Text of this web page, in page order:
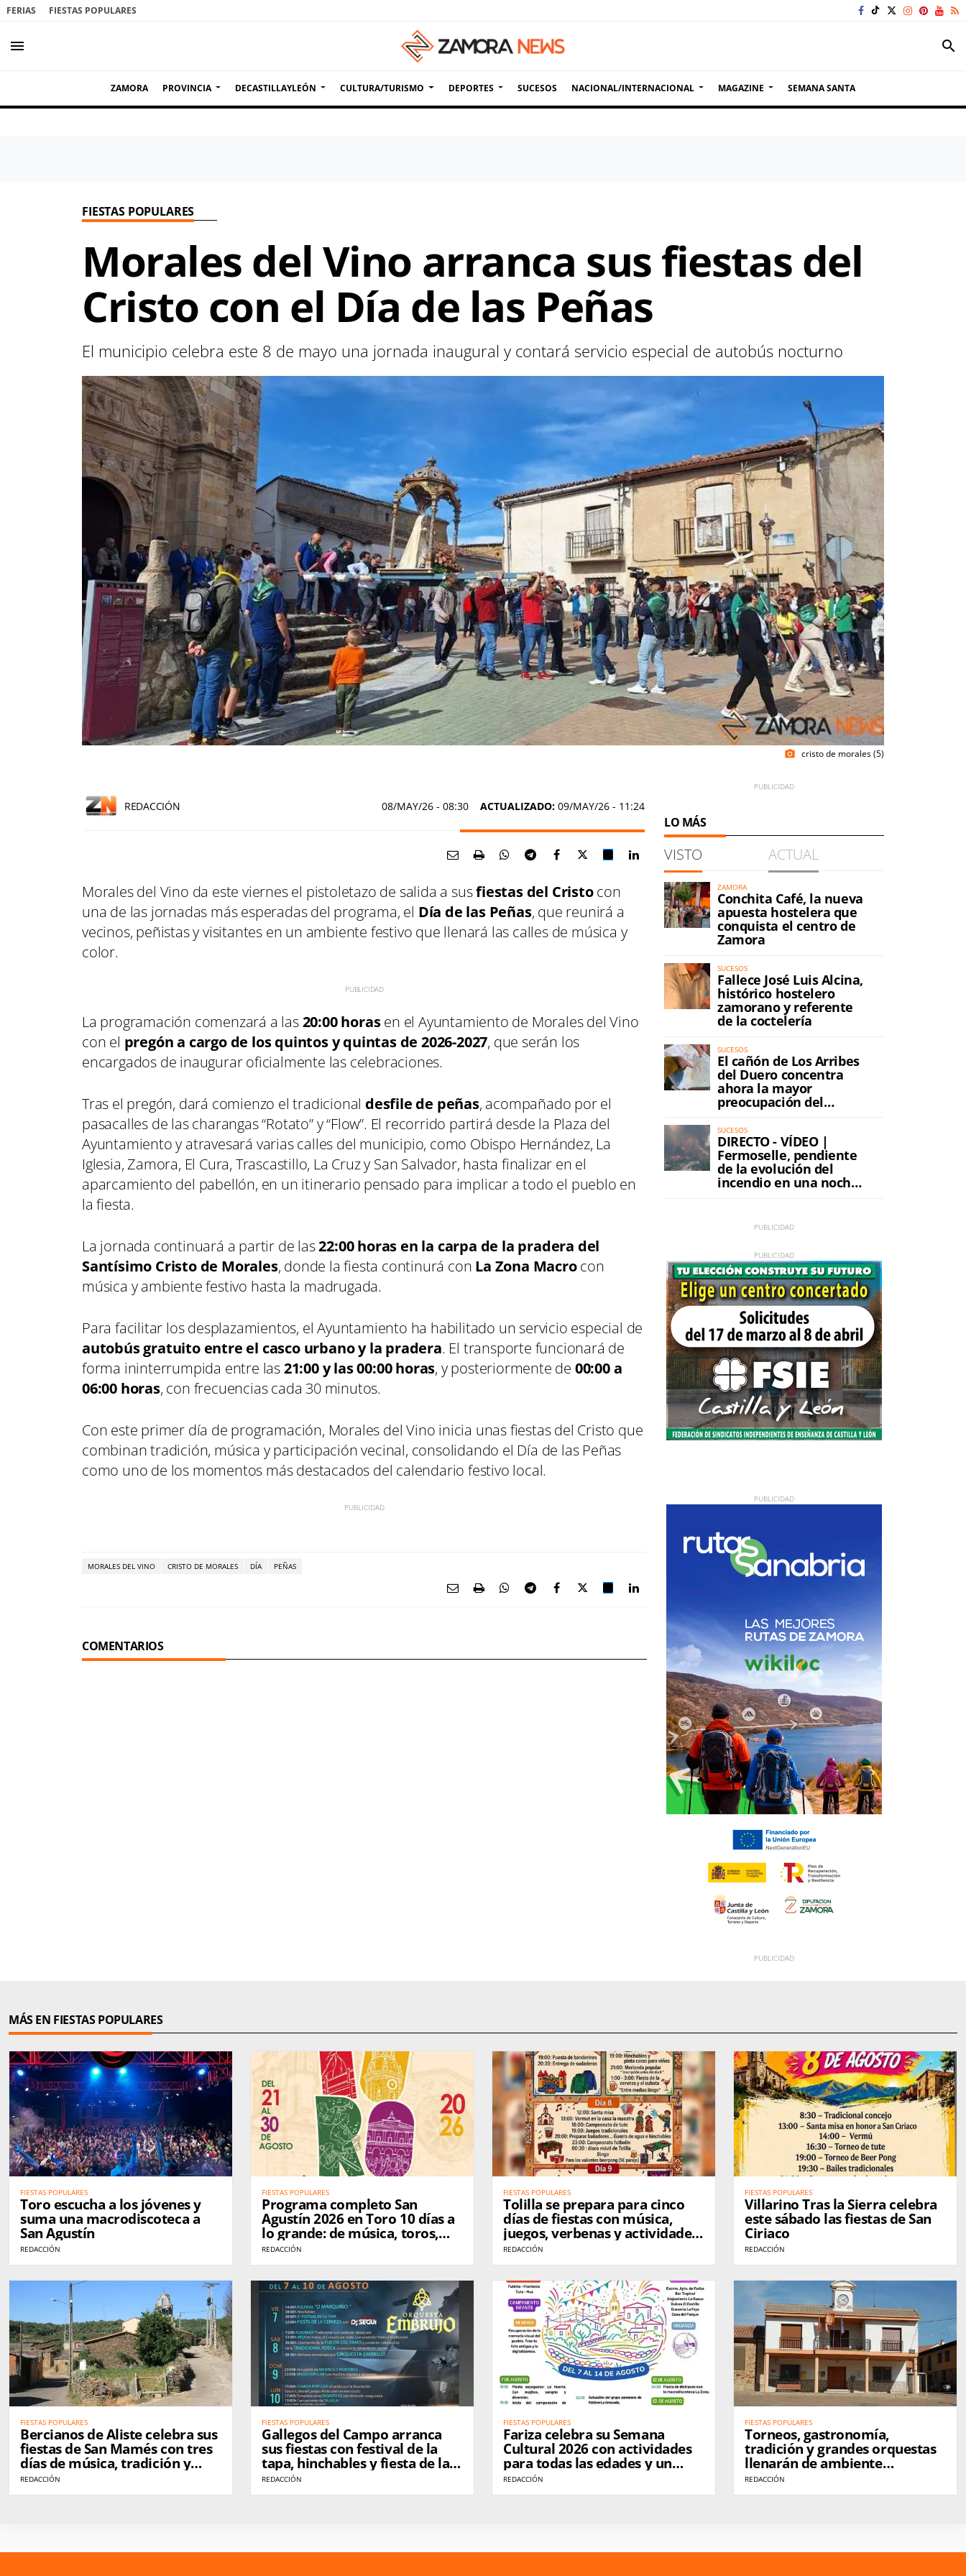
FERIAS FIESTAS POPULARES
menu search
ZAMORA PROVINCIA DECASTILLAYLEÓN CULTURA/TURISMO DEPORTES SUCESOS NACIONAL/INTERNACIONAL MAGAZINE SEMANA SANTA
FIESTAS POPULARES
Morales del Vino arranca sus fiestas del
Cristo con el Día de las Peñas
El municipio celebra este 8 de mayo una jornada inaugural y contará servicio especial de autobús nocturno
photo_camera cristo de morales (5)
REDACCIÓN 08/MAY/26 - 08:30 ACTUALIZADO: 09/MAY/26 - 11:24
Morales del Vino da este viernes el pistoletazo de salida a susfiestas del Cristocon
una de las jornadas más esperadas del programa, el Día de las Peñas, que reunirá a
vecinos, peñistas y visitantes en un ambiente festivo que llenará las calles de música y
color.
La programación comenzará a las20:00 horasen el Ayuntamiento de Morales del Vino
con el pregón a cargo de los quintos y quintas de 2026-2027, que serán los
encargados de inaugurar oficialmente las celebraciones.
Tras el pregón, dará comienzo el tradicional desfile de peñas, acompañado por el
pasacalles de las charangas “Rotato” y “Flow”. El recorrido partirá desde la Plaza del
Ayuntamiento y atravesará varias calles del municipio, como Obispo Hernández, La
Iglesia, Zamora, El Cura, Trascastillo, La Cruz y San Salvador, hasta finalizar en el
aparcamiento del pabellón, en un itinerario pensado para implicar a todo el pueblo en
la fiesta.
La jornada continuará a partir de las22:00 horas en la carpa de la pradera del
Santísimo Cristo de Morales, donde la fiesta continurá con La Zona Macrocon
música y ambiente festivo hasta la madrugada.
Para facilitar los desplazamientos, el Ayuntamiento ha habilitado un servicio especial de
autobús gratuito entre el casco urbano y la pradera. El transporte funcionará de
forma ininterrumpida entre las21:00 y las 00:00 horas, y posteriormente de 00:00 a
06:00 horas, con frecuencias cada 30 minutos.
Con este primer día de programación, Morales del Vino inicia unas fiestas del Cristo que
combinan tradición, música y participación vecinal, consolidando el Día de las Peñas
como uno de los momentos más destacados del calendario festivo local.
MORALES DEL VINO CRISTO DE MORALES DÍA PEÑAS
COMENTARIOS
LO MÁS
VISTO ACTUAL
ZAMORA
Conchita Café, la nueva
apuesta hostelera que
conquista el centro de
Zamora
SUCESOS
Fallece José Luis Alcina,
histórico hostelero
zamorano y referente
de la coctelería
SUCESOS
El cañón de Los Arribes
del Duero concentra
ahora la mayor
preocupación del
incendio
SUCESOS
DIRECTO - VÍDEO |
Fermoselle, pendiente
de la evolución del
incendio en una noche
MÁS EN FIESTAS POPULARES
FIESTAS POPULARES
Toro escucha a los jóvenes y
suma una macrodiscoteca a
San Agustín
REDACCIÓN
FIESTAS POPULARES
Programa completo San
Agustín 2026 en Toro 10 días a
lo grande: de música, toros,
peñas, tradición y fiesta en la
calle
REDACCIÓN
FIESTAS POPULARES
Tolilla se prepara para cinco
días de fiestas con música,
juegos, verbenas y actividades
para todas las edades
REDACCIÓN
FIESTAS POPULARES
Villarino Tras la Sierra celebra
este sábado las fiestas de San
Ciriaco
REDACCIÓN
FIESTAS POPULARES
Bercianos de Aliste celebra sus
fiestas de San Mamés con tres
días de música, tradición y
actividades para todas las
edades
REDACCIÓN
FIESTAS POPULARES
Gallegos del Campo arranca
sus fiestas con festival de la
tapa, hinchables y fiesta de la
cerveza
REDACCIÓN
FIESTAS POPULARES
Fariza celebra su Semana
Cultural 2026 con actividades
para todas las edades y un
marcado espíritu solidario tras
los incendios
REDACCIÓN
FIESTAS POPULARES
Torneos, gastronomía,
tradición y grandes orquestas
llenarán de ambiente
Ferreruela
REDACCIÓN